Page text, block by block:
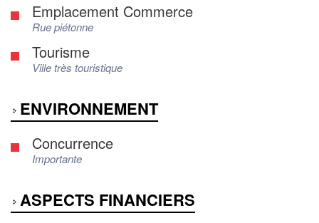
Emplacement Commerce
Rue piétonne
Tourisme
Ville très touristique
ENVIRONNEMENT
Concurrence
Importante
ASPECTS FINANCIERS